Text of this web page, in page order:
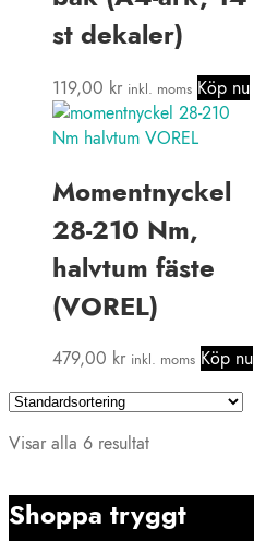
st dekaler)
119,00 kr inkl. moms Köp nu
Momentnyckel
28-210 Nm,
halvtum fäste
(VOREL)
479,00 kr inkl. moms Köp nu
Visar alla 6 resultat
Shoppa tryggt